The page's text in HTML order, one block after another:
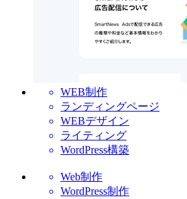
WEB制作
ランディングページ
WEBデザイン
ライティング
WordPress構築
Web制作
WordPress制作